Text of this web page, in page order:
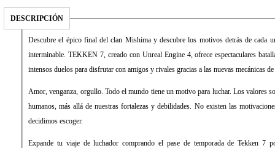
DESCRIPCIÓN
Descubre el épico final del clan Mishima y descubre los motivos detrás de cada
interminable. TEKKEN 7, creado con Unreal Engine 4, ofrece espectaculares
intensos duelos para disfrutar con amigos y rivales gracias a las nuevas mecánicas
Amor, venganza, orgullo. Todo el mundo tiene un motivo para luchar. Los valores
humanos, más allá de nuestras fortalezas y debilidades. No existen las
decidimos escoger.
Expande tu viaje de luchador comprando el pase de temporada de Tekken 7